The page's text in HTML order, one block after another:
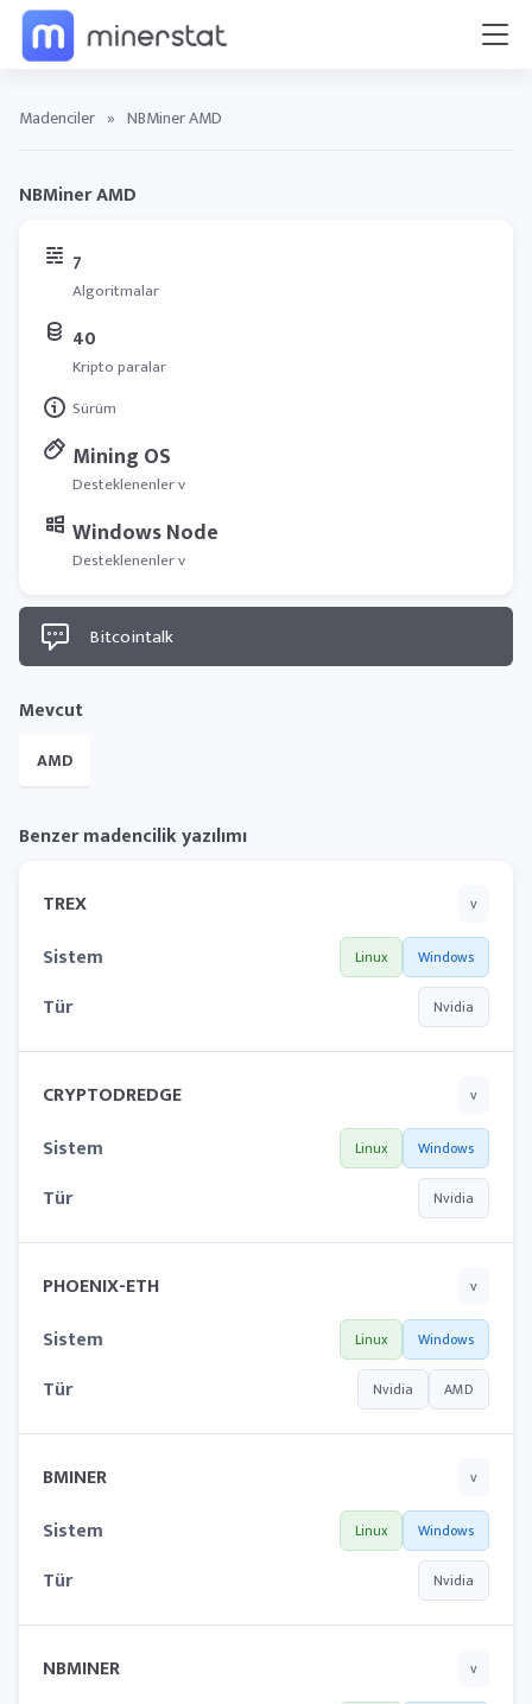
Madenciler » NBMiner AMD
NBMiner AMD
7
Algoritmalar
40
Kripto paralar
Sürüm
Mining OS
Desteklenenler v
Windows Node
Desteklenenler v
Bitcointalk
Mevcut
AMD
Benzer madencilik yazılımı
TREX v
Sistem Linux Windows
Tür Nvidia
CRYPTODREDGE v
Sistem Linux Windows
Tür Nvidia
PHOENIX-ETH v
Sistem Linux Windows
Tür Nvidia AMD
BMINER v
Sistem Linux Windows
Tür Nvidia
NBMINER v